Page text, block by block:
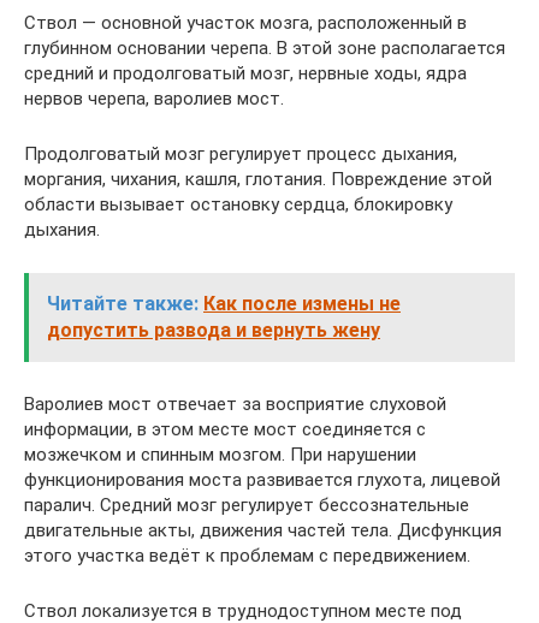
Ствол — основной участок мозга, расположенный в
глубинном основании черепа. В этой зоне располагается
средний и продолговатый мозг, нервные ходы, ядра
нервов черепа, варолиев мост.
Продолговатый мозг регулирует процесс дыхания,
моргания, чихания, кашля, глотания. Повреждение этой
области вызывает остановку сердца, блокировку
дыхания.
Читайте также: Как после измены не
допустить развода и вернуть жену
Варолиев мост отвечает за восприятие слуховой
информации, в этом месте мост соединяется с
мозжечком и спинным мозгом. При нарушении
функционирования моста развивается глухота, лицевой
паралич. Средний мозг регулирует бессознательные
двигательные акты, движения частей тела. Дисфункция
этого участка ведёт к проблемам с передвижением.
Ствол локализуется в труднодоступном месте под